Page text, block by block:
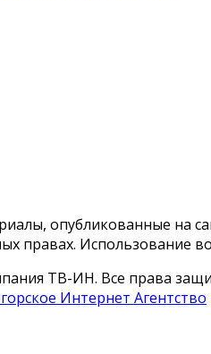
опубликованные на
правах. Использование
ТВ-ИН. Все права
Интернет Агентство